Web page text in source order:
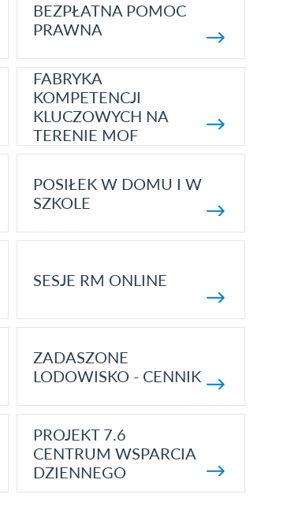
BEZPŁATNA POMOC
PRAWNA
FABRYKA
KOMPETENCJI
KLUCZOWYCH NA
TERENIE MOF
POSIŁEK W DOMU I W
SZKOLE
SESJE RM ONLINE
ZADASZONE
LODOWISKO - CENNIK
PROJEKT 7.6
CENTRUM WSPARCIA
DZIENNEGO